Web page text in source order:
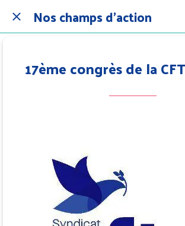
Nos champs d'action
17ème congrès de la